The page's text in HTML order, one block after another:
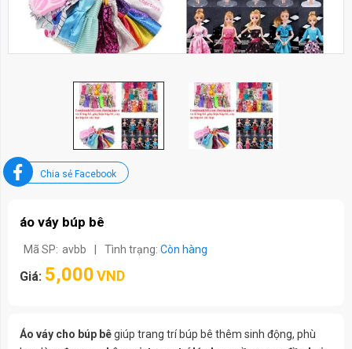
Chia sẻ Facebook
áo váy búp bê
Mã SP: avbb | Tình trạng: Còn hàng
Giá: 5,000VND
Áo váy cho búp bêgiúp trang trí búp bê thêm sinh động, phù